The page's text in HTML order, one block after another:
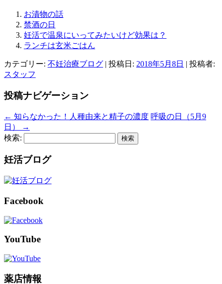
お漬物の話
禁酒の日
妊活で温泉にいってみたいけど効果は？
ランチは玄米ごはん
カテゴリー: 不妊治療ブログ | 投稿日: 2018年5月8日 | 投稿者:
スタッフ
投稿ナビゲーション
← 知らなかった！人種由来と精子の濃度 呼吸の日（5月9
日）
→
検索:
妊活ブログ
Facebook
YouTube
薬店情報